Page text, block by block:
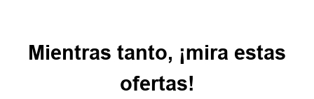
Mientras tanto, ¡mira estas
ofertas!